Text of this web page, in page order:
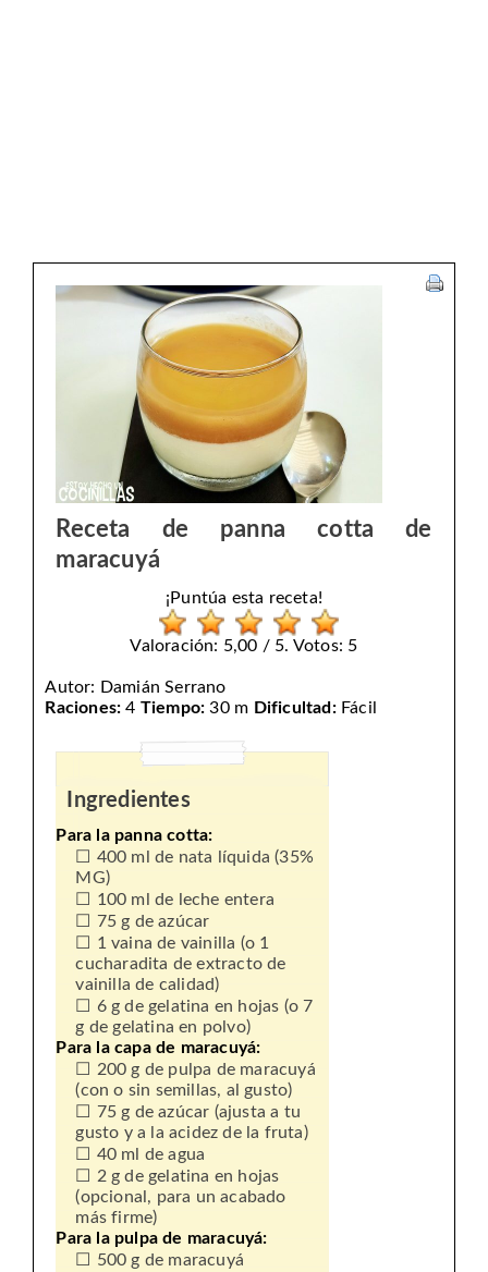
Receta de panna cotta de
maracuyá
¡Puntúa esta receta!
Valoración: 5,00 / 5. Votos: 5
Autor: Damián Serrano
Raciones: 4 Tiempo: 30 m Dificultad:Fácil
Ingredientes
Para la panna cotta:
400 ml de nata líquida (35%
MG)
100 ml de leche entera
75 g de azúcar
1 vaina de vainilla (o 1
cucharadita de extracto de
vainilla de calidad)
6 g de gelatina en hojas (o 7
g de gelatina en polvo)
Para la capa de maracuyá:
200 g de pulpa de maracuyá
(con o sin semillas, al gusto)
75 g de azúcar (ajusta a tu
gusto y a la acidez de la fruta)
40 ml de agua
2 g de gelatina en hojas
(opcional, para un acabado
más firme)
Para la pulpa de maracuyá:
500 g de maracuyá